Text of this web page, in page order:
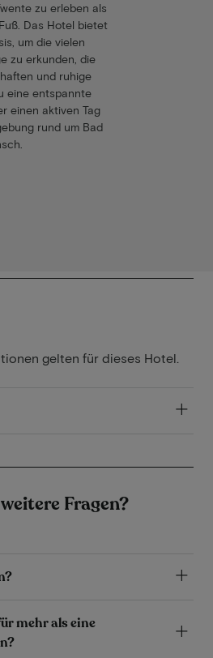
zu erleben als
Das Hotel bietet
um die vielen
zu erkunden, die
und ruhige
eine entspannte
einen aktiven Tag
rund um Bad
gelten für dieses Hotel.
Fragen?
mehr als eine